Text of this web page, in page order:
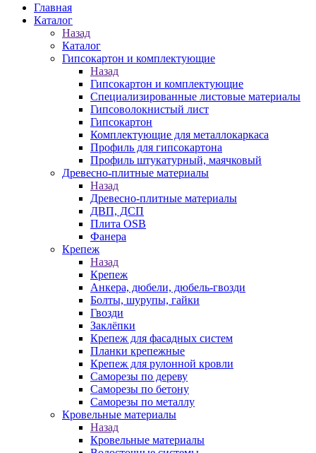
Главная
Каталог
Назад
Каталог
Гипсокартон и комплектующие
Назад
Гипсокартон и комплектующие
Специализированные листовые материалы
Гипсоволокнистый лист
Гипсокартон
Комплектующие для металлокаркаса
Профиль для гипсокартона
Профиль штукатурный, маячковый
Древесно-плитные материалы
Назад
Древесно-плитные материалы
ДВП, ДСП
Плита OSB
Фанера
Крепеж
Назад
Крепеж
Анкера, дюбели, дюбель-гвозди
Болты, шурупы, гайки
Гвозди
Заклёпки
Крепеж для фасадных систем
Планки крепежные
Крепеж для рулонной кровли
Саморезы по дереву
Саморезы по бетону
Саморезы по металлу
Кровельные материалы
Назад
Кровельные материалы